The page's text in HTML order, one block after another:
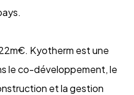
Kyotherm est une
le co-développement, le
et la gestion